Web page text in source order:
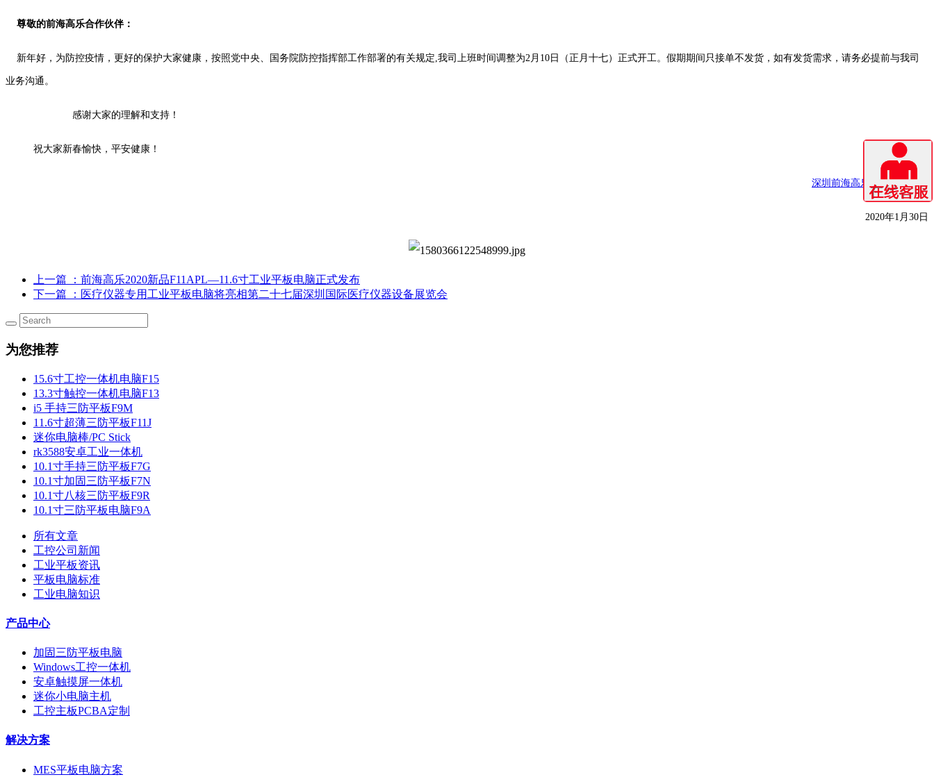
尊敬的前海高乐合作伙伴：
新年好，为防控疫情，更好的保护大家健康，按照党中央、国务院防控指挥部工作部署的有关规定,我司上班时间调整为2月10日（正月十七）正式开工。假期期间只接单不发货，如有发货需求，请务必提前与我司
业务沟通。
感谢大家的理解和支持！
祝大家新春愉快，平安健康！
深圳前海高乐科技有限公司
2020年1月30日
上一篇
：前海高乐2020新品F11APL—11.6寸工业平板电脑正式发布
下一篇
：医疗仪器专用工业平板电脑将亮相第二十七届深圳国际医疗仪器设备展览会
为您推荐
15.6寸工控一体机电脑F15
13.3寸触控一体机电脑F13
i5 手持三防平板F9M
11.6寸超薄三防平板F11J
迷你电脑棒/PC Stick
rk3588安卓工业一体机
10.1寸手持三防平板F7G
10.1寸加固三防平板F7N
10.1寸八核三防平板F9R
10.1寸三防平板电脑F9A
所有文章
工控公司新闻
工业平板资讯
平板电脑标准
工业电脑知识
产品中心
加固三防平板电脑
Windows工控一体机
安卓触摸屏一体机
迷你小电脑主机
工控主板PCBA定制
解决方案
MES平板电脑方案